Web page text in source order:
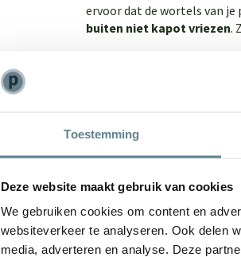
Toestemming
Deze website maakt gebruik van cookies
We gebruiken cookies om content en
websiteverkeer te analyseren. Ook delen
media, adverteren en analyse. Deze
ervoor dat de wortels van
buiten niet kapot vriezen.
Een grote bloembak van
Enjoyplanter bloembak
Enjoyplanter bloembak
Enjoyplanter bloembak
Enjoyplanter bloembak
Bekijk hier alle grote